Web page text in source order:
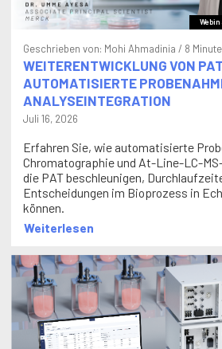
Geschrieben von: Mohi Ahmadinia / 8
WEITERENTWICKLUNG VON
AUTOMATISIERTE
ANALYSEINTEGRATION
Juli 16, 2026
Erfahren Sie, wie automatisierte
Chromatographie und At-Line-LC-
die PAT beschleunigen,
Entscheidungen im Bioprozess in
können.
Weiterlesen